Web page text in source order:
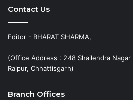
Contact Us
Editor - BHARAT SHARMA,
(Office Address : 248 Shailendra
Raipur, Chhattisgarh)
Branch Offices